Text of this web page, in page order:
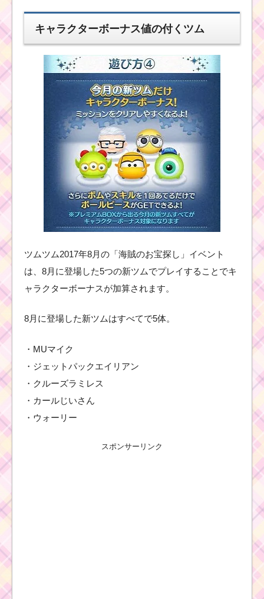
キャラクターボーナス値の付くツム
ツムツム2017年8月の「海賊のお宝探し」イベント
は、8月に登場した5つの新ツムでプレイすることでキ
ャラクターボーナスが加算されます。
8月に登場した新ツムはすべてで5体。
・MUマイク
・ジェットパックエイリアン
・クルーズラミレス
・カールじいさん
・ウォーリー
スポンサーリンク